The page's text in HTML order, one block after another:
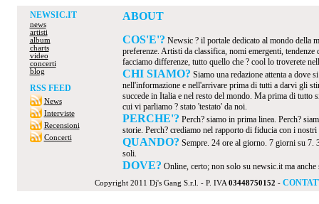
NEWSIC.IT
news
artisti
album
charts
video
concerti
blog
RSS FEED
News
Interviste
Recensioni
Concerti
ABOUT
COS'E'? Newsic ? il portale dedicato al mondo della
preferenze. Artisti da classifica, nomi emergenti, tendenze
facciamo differenze, tutto quello che ? cool lo troverete
CHI SIAMO? Siamo una redazione attenta a dove
nell'informazione e nell'arrivare prima di tutti a darvi gli
succede in Italia e nel resto del mondo. Ma prima di tutto
cui vi parliamo ? stato 'testato' da noi.
PERCHE'? Perch? siamo in prima linea. Perch?
storie. Perch? crediamo nel rapporto di fiducia con i
QUANDO? Sempre. 24 ore al giorno. 7 giorni su 7.
soli.
DOVE? Online, certo; non solo su newsic.it ma
Copyright 2011 Dj's Gang S.r.l. - P. IVA 03448750152 -